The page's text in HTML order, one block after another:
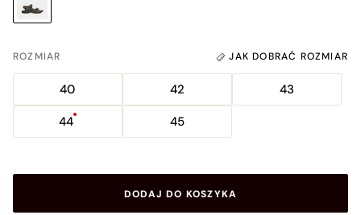
ROZMIAR JAK DOBRAĆ ROZMIAR
40 42
43
44
45
DODAJ DO KOSZYKA